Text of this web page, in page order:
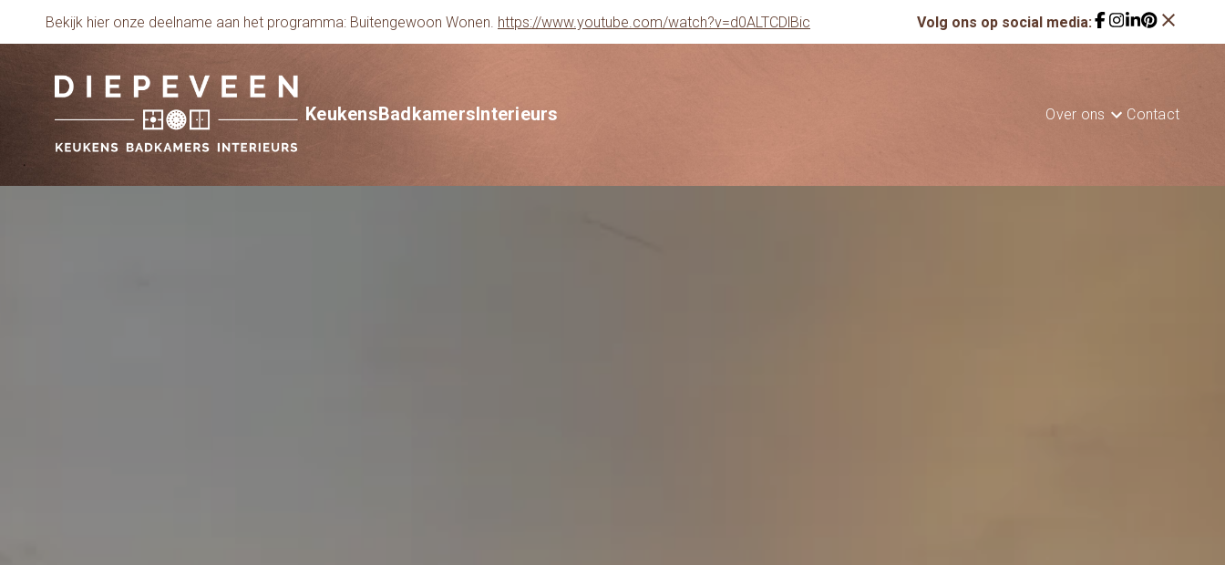
Bekijk hier onze deelname aan het programma: Buitengewoon Wonen. https://www.youtube.com/watch?v=d0ALTCDlBic Volg ons op social media: close
KeukensBadkamersInterieurs Over ons Contact